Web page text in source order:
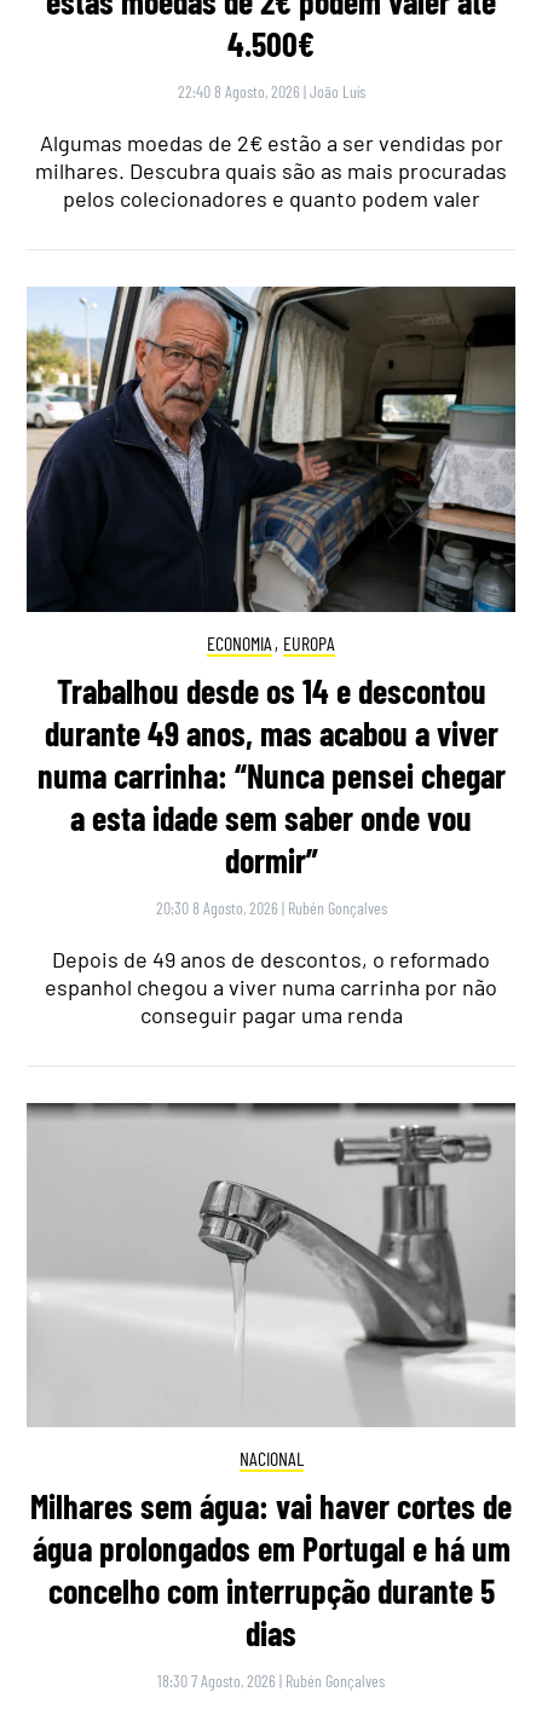
4.500€
22:40 8 Agosto, 2026 |João Luís
Algumas moedas de 2€ estão a ser vendidas por
milhares. Descubra quais são as mais procuradas
pelos colecionadores e quanto podem valer
ECONOMIA , EUROPA
Trabalhou desde os 14 e descontou
durante 49 anos, mas acabou a viver
numa carrinha: “Nunca pensei chegar
a esta idade sem saber onde vou
dormir”
20:30 8 Agosto, 2026 | Rubén Gonçalves
Depois de 49 anos de descontos, o reformado
espanhol chegou a viver numa carrinha por não
conseguir pagar uma renda
NACIONAL
Milhares sem água: vai haver cortes de
água prolongados em Portugal e há um
concelho com interrupção durante 5
dias
18:30 7 Agosto, 2026 | Rubén Gonçalves